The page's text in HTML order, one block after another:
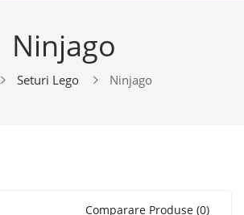
Ninjago
Seturi Lego Ninjago
Comparare Produse (0)